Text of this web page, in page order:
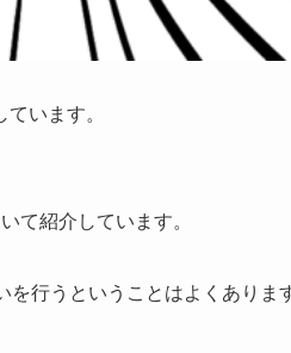
います。
て紹介しています。
行うということはよくありま